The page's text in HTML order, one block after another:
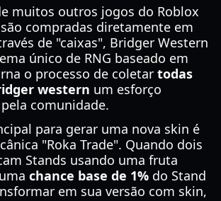
muitos outros jogos do Roblox
compradas diretamente em
de "caixas", Bridger Western
único de RNG baseado em
o processo de coletar todas
western um esforço
comunidade.
para gerar uma nova skin é
"Roka Trade". Quando dois
Stands usando uma fruta
chance base de 1% do Stand
em sua versão com skin,